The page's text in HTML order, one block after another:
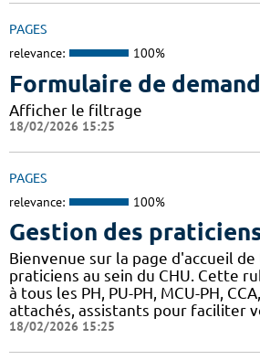
PAGES
relevance: 100%
Formulaire de
Afficher le filtrage
18/02/2026 15:25
PAGES
relevance: 100%
Gestion des
Bienvenue sur la page d'accueil
praticiens au sein du CHU. Cette
à tous les PH, PU-PH, MCU-PH,
attachés, assistants pour faciliter
18/02/2026 15:25